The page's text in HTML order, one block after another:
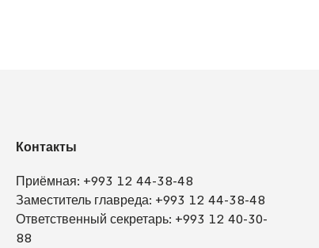
Контакты
Приёмная: +993 12 44-38-48
Заместитель главреда: +993 12 44-38-48
Ответственный секретарь: +993 12 40-30-
88